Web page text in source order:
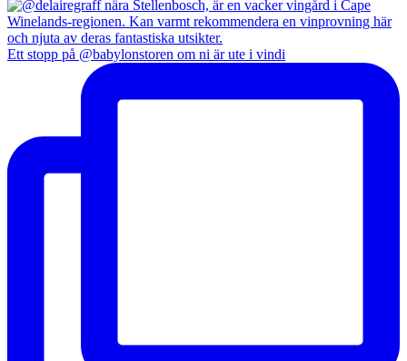
Ett stopp på @babylonstoren om ni är ute i vindi